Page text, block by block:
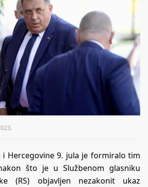
i Hercegovine 9. jula je formiralo tim
što je u Službenom glasniku
(RS) objavljen nezakonit ukaz